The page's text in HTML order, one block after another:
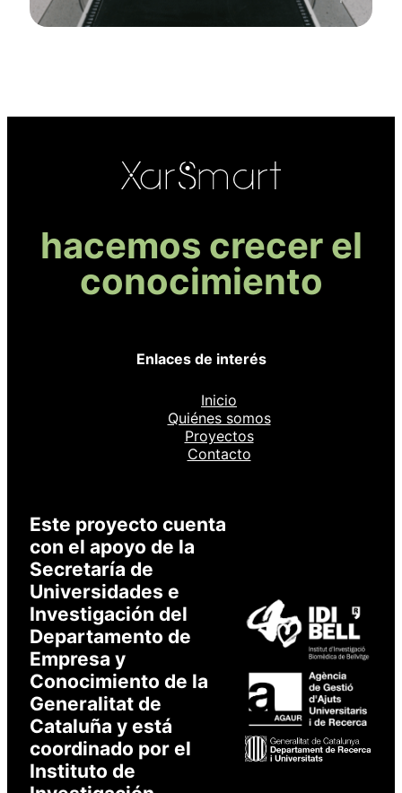
hacemos crecer el
conocimiento
Enlaces de interés
Inicio
Quiénes somos
Proyectos
Contacto
Este proyecto cuenta
con el apoyo de la
Secretaría de
Universidades e
Investigación del
Departamento de
Empresa y
Conocimiento de la
Generalitat de
Cataluña y está
coordinado por el
Instituto de